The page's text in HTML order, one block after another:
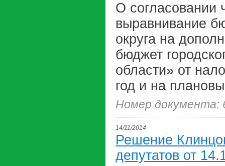
О согласовании
выравнивание
округа на
бюджет
области» от
год и на
Номер документа:
14/11/2014
Решение
депутатов от